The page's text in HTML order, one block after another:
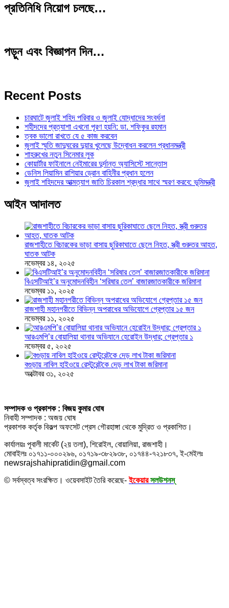
প্রতিনিধি নিয়োগ চলছে…
পড়ুন এবং বিজ্ঞাপন দিন…
Recent Posts
চারঘাটে জুলাই শহিদ পরিবার ও জুলাই যোদ্ধাদের সংবর্ধনা
শহীদদের প্রত্যাশা এখনো পূরণ হয়নি: ডা. শফিকুর রহমান
ত্বক ভালো রাখতে যে ৫ কাজ করবেন
জুলাই স্মৃতি জাদুঘরের দুয়ার খুলেছে উদ্বোধন করলেন প্রধানমন্ত্রী
শাহরুখের নতুন সিনেমার লুক
কোয়ার্টার ফাইনালে নেইমারের দুর্দান্ত অ্যাসিস্টে সান্তোস
ডেনিস লিয়ামিন রাশিয়ার ড্রোন বাহিনীর প্রধান হলেন
জুলাই শহিদদের আত্মত্যাগ জাতি চিরকাল শ্রদ্ধার সাথে স্মরণ করবে: ভূমিমন্ত্রী
আইন আদালত
রাজশাহীতে বিচারকের ভাড়া বাসায় ছুরিকাঘাতে ছেলে নিহত, স্ত্রী গুরুতর আহত,
ঘাতক আটক
নভেম্বর ১৪, ২০২৫
বিএসটিআই’র অনুমোদনবিহীন ‘সরিষার তেল’ বাজারজাতকারীকে জরিমানা
নভেম্বর ১১, ২০২৫
রাজশাহী মহানগরীতে বিভিন্ন অপরাধের অভিযোগে গ্রেপ্তার ১৫ জন
নভেম্বর ১১, ২০২৫
আরএমপি’র বোয়ালিয়া থানার অভিযানে হেরোইন উদ্ধার; গ্রেপ্তার ১
নভেম্বর ৫, ২০২৫
বগুড়ায় নাবিল হাইওয়ে রেস্টুরেন্টকে দেড় লাখ টাকা জরিমানা
অক্টোবর ৩১, ২০২৫
সম্পাদক ও প্রকাশক : বিজয় কুমার ঘোষ
নিবাহী সম্পাদক : অজয় ঘোষ
প্রকাশক কর্তৃক বিকল্প অফসেট প্রেস গৌরহাঙ্গা থেকে মুদ্রিত ও প্রকাশিত।
কার্যালয়ঃ পূবালী মার্কেট (২য় তলা), শিরোইল, বোয়ালিয়া, রাজশাহী।
মোবাইলঃ ০১৭১১-০০০২৯৬, ০১৭১৯-৩৮২৯৩৮, ০১৭৪৪-৭২১৮৩৭, ই-মেইলঃ
newsrajshahipratidin@gmail.com
© সর্বস্বত্ব সংরক্ষিত। ওয়েবসাইট তৈরি করেছে-ইকেয়ার সলউশনস্